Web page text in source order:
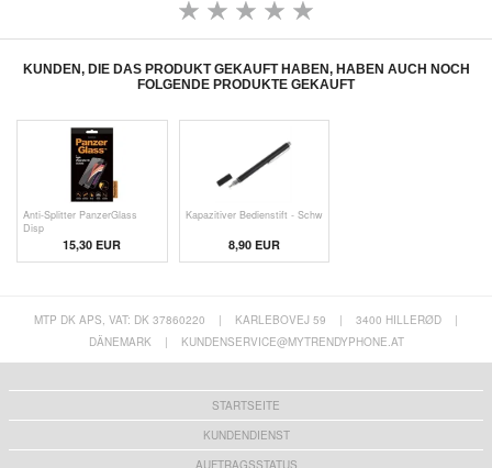
KUNDEN, DIE DAS PRODUKT GEKAUFT HABEN, HABEN AUCH NOCH
FOLGENDE PRODUKTE GEKAUFT
Anti-Splitter PanzerGlass
Disp
15,30 EUR
Kapazitiver Bedienstift - Schw
8,90 EUR
MTP DK APS, VAT: DK 37860220 | KARLEBOVEJ 59 | 3400 HILLERØD
|
DÄNEMARK
| KUNDENSERVICE@MYTRENDYPHONE.AT
STARTSEITE
KUNDENDIENST